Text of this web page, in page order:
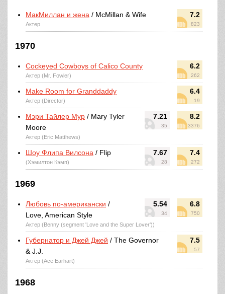
7.2
823
МакМиллан и жена / McMillan & Wife
Актер
1970
6.2
262
Cockeyed Cowboys of Calico County
Актер (Mr. Fowler)
6.4
19
Make Room for Granddaddy
Актер (Director)
7.21
35
8.2
3376
Мэри Тайлер Мур / Mary Tyler
Moore
Актер (Eric Matthews)
7.67
28
7.4
272
Шоу Флипа Вилсона / Flip
(Хэмилтон Кэмп)
1969
5.54
34
6.8
750
Любовь по-американски /
Love, American Style
Актер (Benny (segment 'Love and the Super Lover'))
7.5
57
Губернатор и Джей Джей / The Governor
& J.J.
Актер (Ace Earhart)
1968